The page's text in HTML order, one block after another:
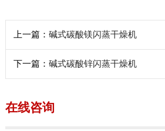
上一篇： 碱式碳酸镁闪蒸干燥机
下一篇： 碱式碳酸锌闪蒸干燥机
在线咨询